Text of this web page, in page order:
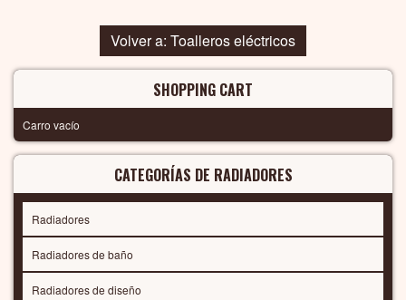
Volver a: Toalleros eléctricos
SHOPPING CART
Carro vacío
CATEGORÍAS DE RADIADORES
Radiadores
Radiadores de baño
Radiadores de diseño